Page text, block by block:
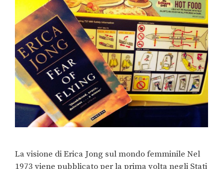
La visione di Erica Jong sul mondo femminile Nel
1973 viene pubblicato per la prima volta negli Stati